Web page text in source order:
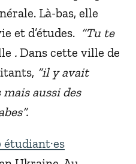
Là-bas, elle
et d’études. “Tu te
. Dans cette ville de
“il y avait
aussi des
étudiant·es